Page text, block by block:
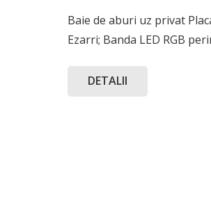
Baie de aburi uz privat
Ezarri; Banda LED RGB
DETALII